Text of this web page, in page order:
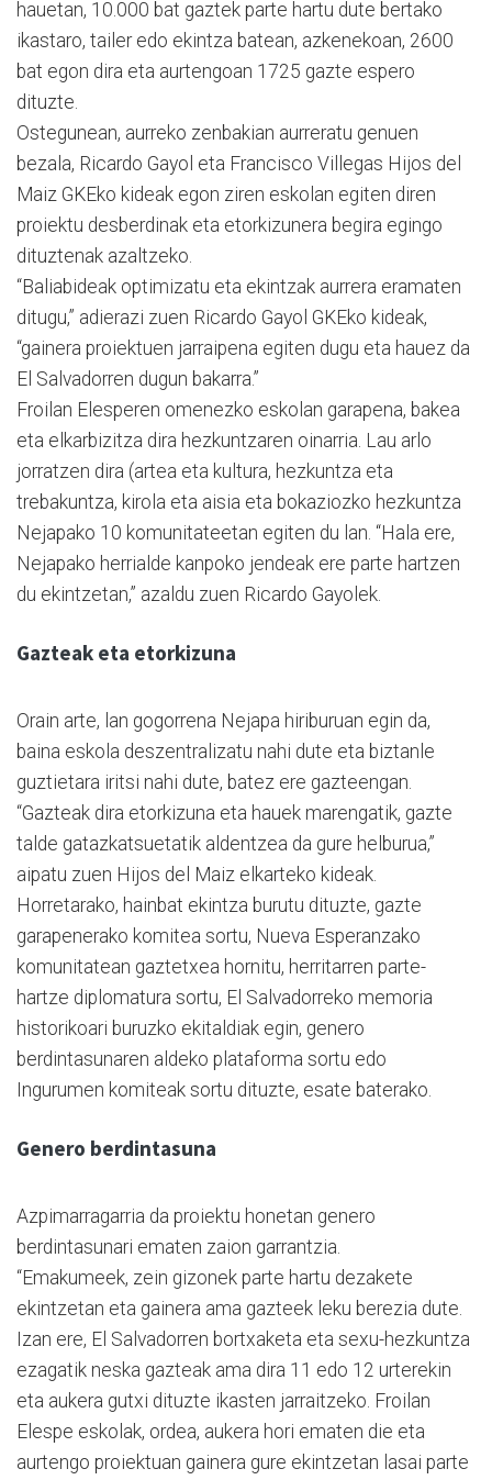
hauetan, 10.000 bat gaztek parte hartu dute bertako
ikastaro, tailer edo ekintza batean, azkenekoan, 2600
bat egon dira eta aurtengoan 1725 gazte espero
dituzte.
Ostegunean, aurreko zenbakian aurreratu genuen
bezala, Ricardo Gayol eta Francisco Villegas Hijos del
Maiz GKEko kideak egon ziren eskolan egiten diren
proiektu desberdinak eta etorkizunera begira egingo
dituztenak azaltzeko.
“Baliabideak optimizatu eta ekintzak aurrera eramaten
ditugu,” adierazi zuen Ricardo Gayol GKEko kideak,
“gainera proiektuen jarraipena egiten dugu eta hauez da
El Salvadorren dugun bakarra.”
Froilan Elesperen omenezko eskolan garapena, bakea
eta elkarbizitza dira hezkuntzaren oinarria. Lau arlo
jorratzen dira (artea eta kultura, hezkuntza eta
trebakuntza, kirola eta aisia eta bokaziozko hezkuntza
Nejapako 10 komunitateetan egiten du lan. “Hala ere,
Nejapako herrialde kanpoko jendeak ere parte hartzen
du ekintzetan,” azaldu zuen Ricardo Gayolek.
Gazteak eta etorkizuna
Orain arte, lan gogorrena Nejapa hiriburuan egin da,
baina eskola deszentralizatu nahi dute eta biztanle
guztietara iritsi nahi dute, batez ere gazteengan.
“Gazteak dira etorkizuna eta hauek marengatik, gazte
talde gatazkatsuetatik aldentzea da gure helburua,”
aipatu zuen Hijos del Maiz elkarteko kideak.
Horretarako, hainbat ekintza burutu dituzte, gazte
garapenerako komitea sortu, Nueva Esperanzako
komunitatean gaztetxea hornitu, herritarren parte-
hartze diplomatura sortu, El Salvadorreko memoria
historikoari buruzko ekitaldiak egin, genero
berdintasunaren aldeko plataforma sortu edo
Ingurumen komiteak sortu dituzte, esate baterako.
Genero berdintasuna
Azpimarragarria da proiektu honetan genero
berdintasunari ematen zaion garrantzia.
“Emakumeek, zein gizonek parte hartu dezakete
ekintzetan eta gainera ama gazteek leku berezia dute.
Izan ere, El Salvadorren bortxaketa eta sexu-hezkuntza
ezagatik neska gazteak ama dira 11 edo 12 urterekin
eta aukera gutxi dituzte ikasten jarraitzeko. Froilan
Elespe eskolak, ordea, aukera hori ematen die eta
aurtengo proiektuan gainera gure ekintzetan lasai parte